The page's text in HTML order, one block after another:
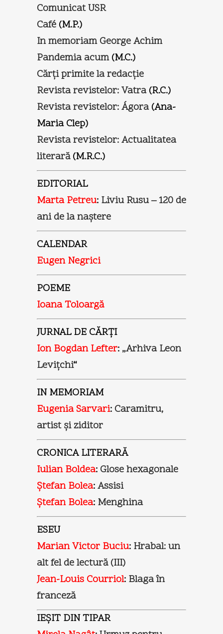
Comunicat USR
Café(M.P.)
In memoriam George Achim
Pandemia acum(M.C.)
Cărţi primite la redacţie
Revista revistelor: Vatra(R.C.)
Revista revistelor:Ágora(Ana-
Maria Clep)
Revista revistelor:Actualitatea
literară(M.R.C.)
EDITORIAL
Marta Petreu: Liviu Rusu – 120 de
ani de la naştere
CALENDAR
Eugen Negrici
POEME
Ioana Toloargă
JURNAL DE CĂRŢI
Ion Bogdan Lefter: „Arhiva Leon
Leviţchi“
IN MEMORIAM
Eugenia Sarvari: Caramitru,
artist şi ziditor
CRONICA LITERARĂ
Iulian Boldea: Glose hexagonale
Ştefan Bolea:Assisi
Ştefan Bolea: Menghina
ESEU
Marian Victor Buciu: Hrabal: un
alt fel de lectură (III)
Jean-Louis Courriol: Blaga în
franceză
IEŞIT DIN TIPAR